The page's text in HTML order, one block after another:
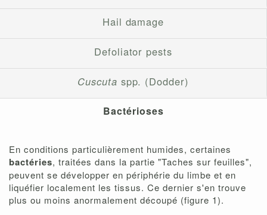
Hail damage
Defoliator pests
Cuscuta spp. (Dodder)
Bactérioses
En conditions particulièrement humides, certaines
bactéries, traitées dans la partie "Taches sur feuilles",
peuvent se développer en périphérie du limbe et en
liquéfier localement les tissus. Ce dernier s'en trouve
plus ou moins anormalement découpé (figure 1).